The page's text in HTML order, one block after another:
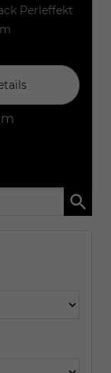
Perleffekt